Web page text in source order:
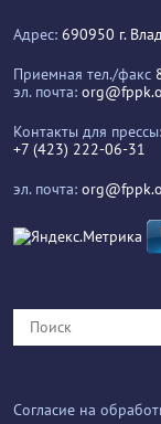
Адрес: 690950 г.
Приемная тел./факс
эл. почта:
Контакты для прессы:
+7 (423) 222-06-31
эл. почта:
Согласие на